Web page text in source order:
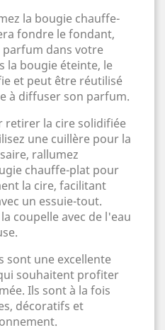
la bougie chauffe-
fondre le fondant,
dans votre
la bougie éteinte, le
et peut être réutilisé
à diffuser son parfum.
retirer la cire solidifiée
une cuillère pour la
rallumez
chauffe-plat pour
la cire, facilitant
un essuie-tout.
coupelle avec de l'eau
sont une excellente
souhaitent profiter
Ils sont à la fois
décoratifs et